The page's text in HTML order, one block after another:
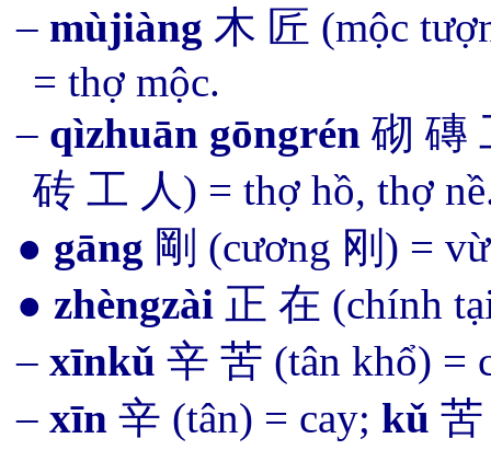
– mùjiàng 木 匠 (mộc
= thợ mộc.
– qìzhuān gōngrén 砌 磚
砖 工 人) = thợ hồ, thợ
● gāng 剛 (cương 刚 ) =
● zhèngzài 正 在 (chính
– xīnkǔ 辛 苦 (tân khổ) =
– xīn 辛 (tân) = cay; kǔ 苦